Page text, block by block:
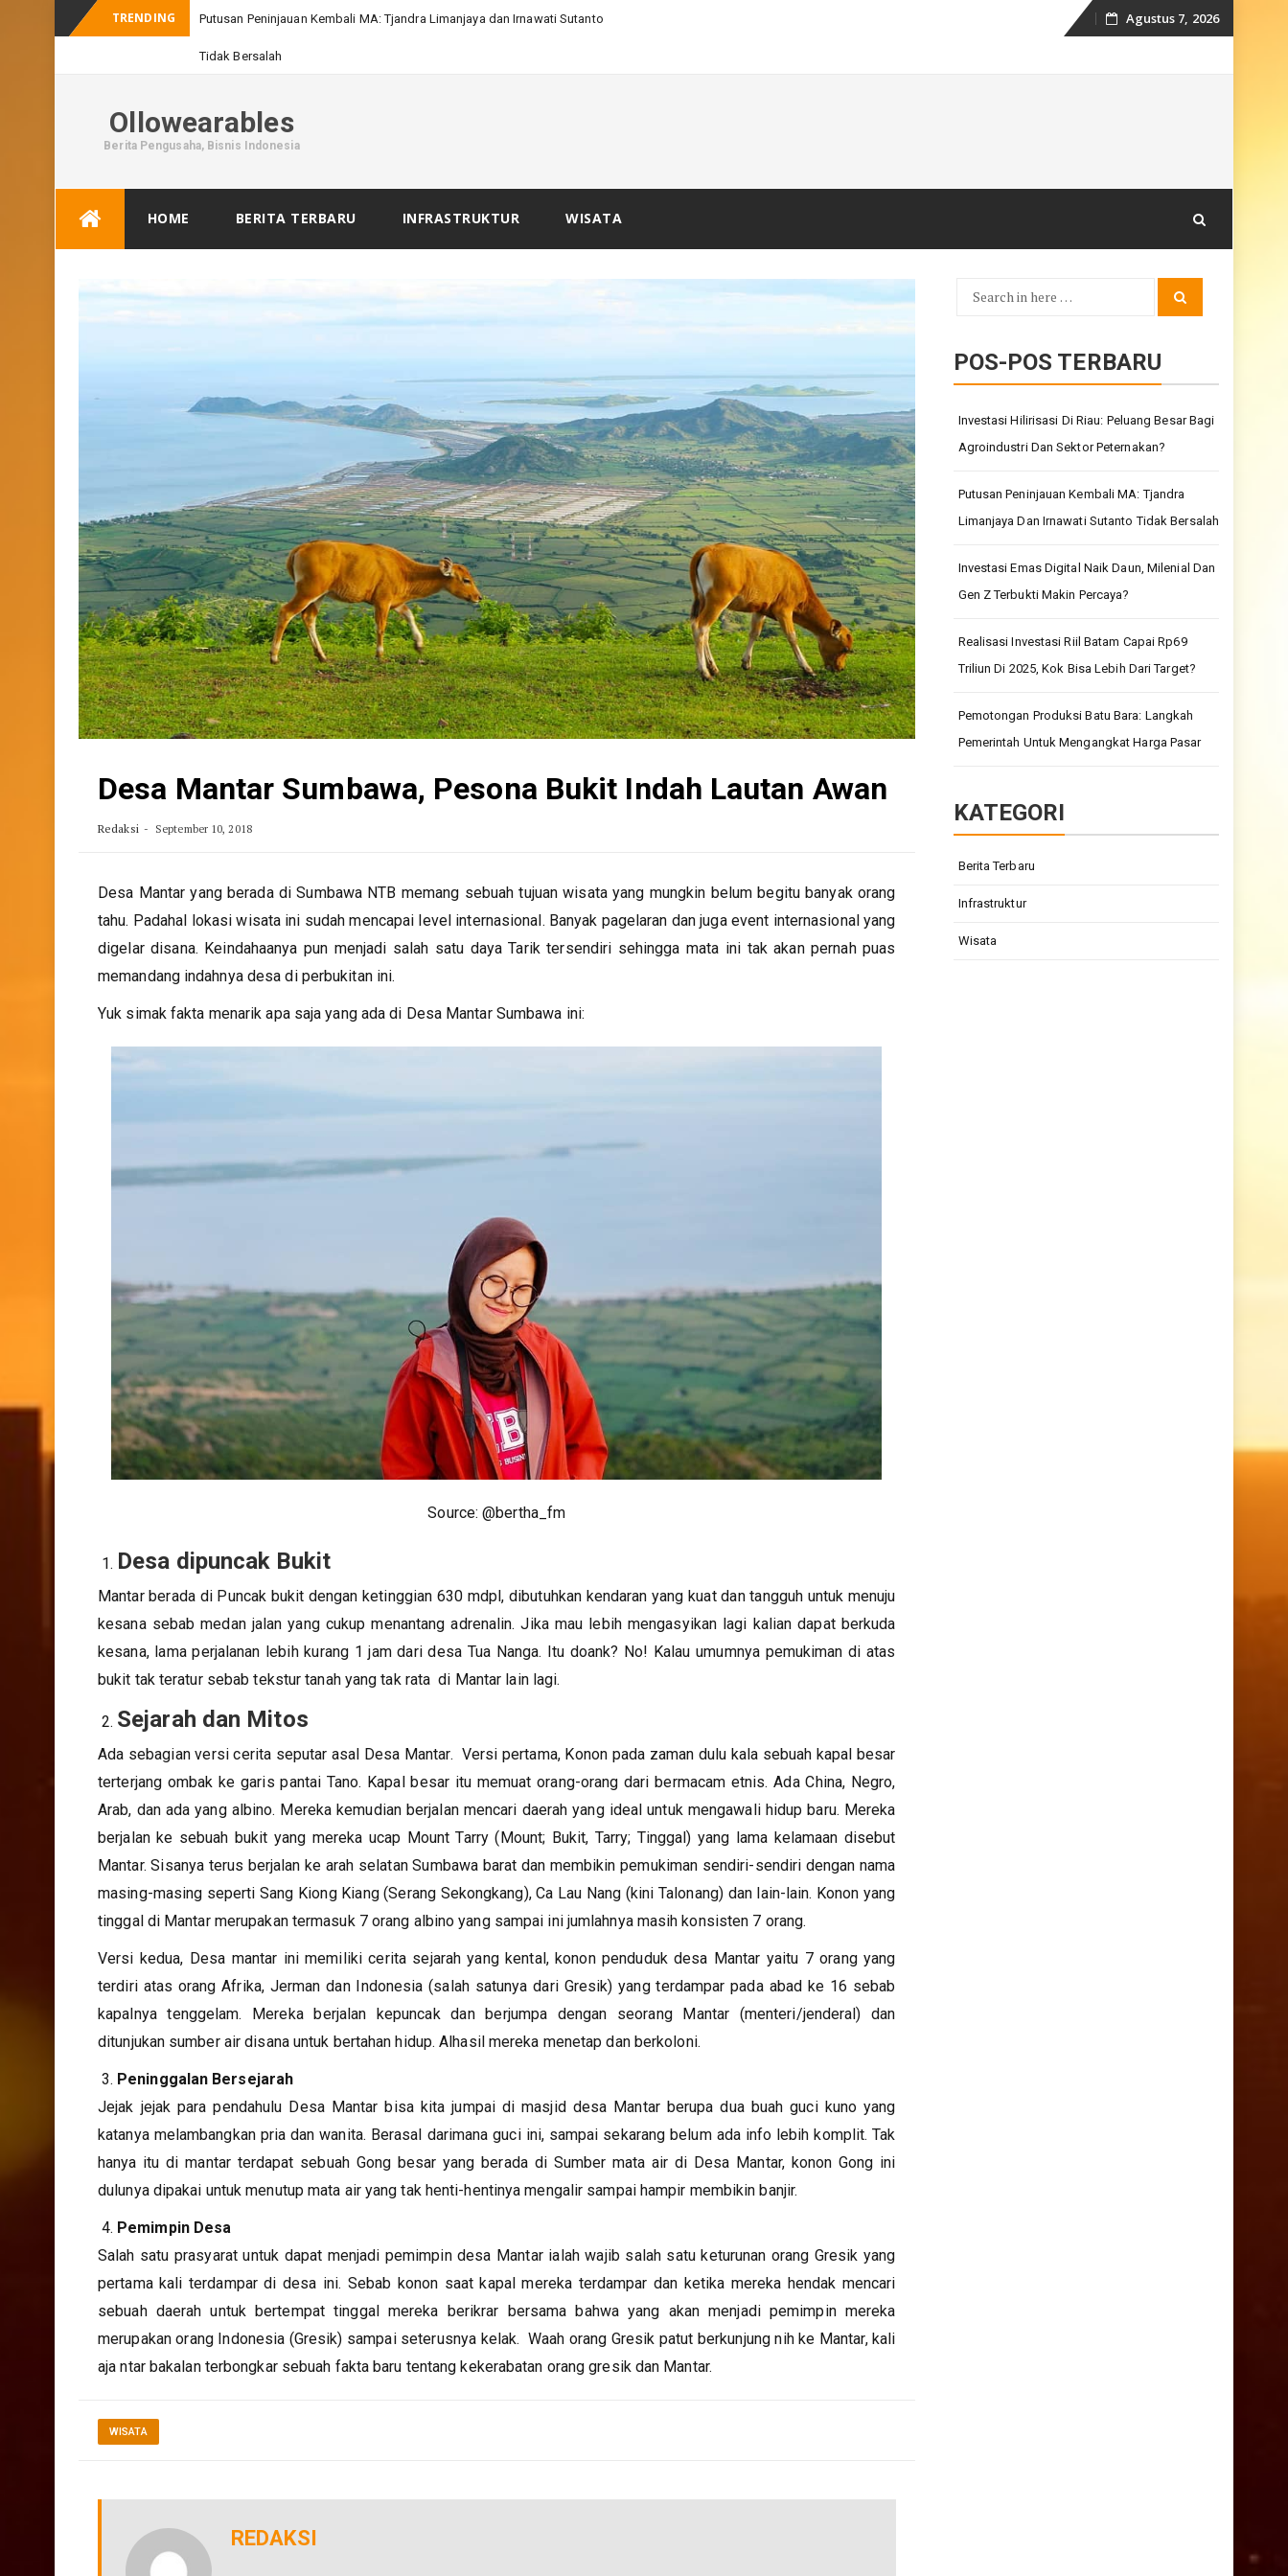
TRENDING Putusan Peninjauan Kembali MA: Tjandra Limanjaya dan Irnawati Sutanto
Tidak Bersalah
Skip
Agustus 7, 2026
Ollowearables
Berita Pengusaha, Bisnis Indonesia
HOME BERITA TERBARU INFRASTRUKTUR WISATA
Desa Mantar Sumbawa, Pesona Bukit Indah Lautan Awan
Redaksi September 10, 2018
Desa Mantar yang berada di Sumbawa NTB memang sebuah tujuan wisata yang mungkin belum begitu banyak orang
tahu. Padahal lokasi wisata ini sudah mencapai level internasional. Banyak pagelaran dan juga event internasional yang
digelar disana. Keindahaanya pun menjadi salah satu daya Tarik tersendiri sehingga mata ini tak akan pernah puas
memandang indahnya desa di perbukitan ini.
Yuk simak fakta menarik apa saja yang ada di Desa Mantar Sumbawa ini:
Source: @bertha_fm
Desa dipuncak Bukit
Mantar berada di Puncak bukit dengan ketinggian 630 mdpl, dibutuhkan kendaran yang kuat dan tangguh untuk menuju
kesana sebab medan jalan yang cukup menantang adrenalin. Jika mau lebih mengasyikan lagi kalian dapat berkuda
kesana, lama perjalanan lebih kurang 1 jam dari desa Tua Nanga. Itu doank? No! Kalau umumnya pemukiman di atas
bukit tak teratur sebab tekstur tanah yang tak rata di Mantar lain lagi.
Sejarah dan Mitos
Ada sebagian versi cerita seputar asal Desa Mantar. Versi pertama, Konon pada zaman dulu kala sebuah kapal besar
terterjang ombak ke garis pantai Tano. Kapal besar itu memuat orang-orang dari bermacam etnis. Ada China, Negro,
Arab, dan ada yang albino. Mereka kemudian berjalan mencari daerah yang ideal untuk mengawali hidup baru. Mereka
berjalan ke sebuah bukit yang mereka ucap Mount Tarry (Mount; Bukit, Tarry; Tinggal) yang lama kelamaan disebut
Mantar. Sisanya terus berjalan ke arah selatan Sumbawa barat dan membikin pemukiman sendiri-sendiri dengan nama
masing-masing seperti Sang Kiong Kiang (Serang Sekongkang), Ca Lau Nang (kini Talonang) dan lain-lain. Konon yang
tinggal di Mantar merupakan termasuk 7 orang albino yang sampai ini jumlahnya masih konsisten 7 orang.
Versi kedua, Desa mantar ini memiliki cerita sejarah yang kental, konon penduduk desa Mantar yaitu 7 orang yang
terdiri atas orang Afrika, Jerman dan Indonesia (salah satunya dari Gresik) yang terdampar pada abad ke 16 sebab
kapalnya tenggelam. Mereka berjalan kepuncak dan berjumpa dengan seorang Mantar (menteri/jenderal) dan
ditunjukan sumber air disana untuk bertahan hidup. Alhasil mereka menetap dan berkoloni.
Peninggalan Bersejarah
Jejak jejak para pendahulu Desa Mantar bisa kita jumpai di masjid desa Mantar berupa dua buah guci kuno yang
katanya melambangkan pria dan wanita. Berasal darimana guci ini, sampai sekarang belum ada info lebih komplit. Tak
hanya itu di mantar terdapat sebuah Gong besar yang berada di Sumber mata air di Desa Mantar, konon Gong ini
dulunya dipakai untuk menutup mata air yang tak henti-hentinya mengalir sampai hampir membikin banjir.
Pemimpin Desa
Salah satu prasyarat untuk dapat menjadi pemimpin desa Mantar ialah wajib salah satu keturunan orang Gresik yang
pertama kali terdampar di desa ini. Sebab konon saat kapal mereka terdampar dan ketika mereka hendak mencari
sebuah daerah untuk bertempat tinggal mereka berikrar bersama bahwa yang akan menjadi pemimpin mereka
merupakan orang Indonesia (Gresik) sampai seterusnya kelak. Waah orang Gresik patut berkunjung nih ke Mantar, kali
aja ntar bakalan terbongkar sebuah fakta baru tentang kekerabatan orang gresik dan Mantar.
WISATA
REDAKSI
Search
POS-POS TERBARU
Investasi Hilirisasi Di Riau: Peluang Besar Bagi
Agroindustri Dan Sektor Peternakan?
Putusan Peninjauan Kembali MA: Tjandra
Limanjaya Dan Irnawati Sutanto Tidak Bersalah
Investasi Emas Digital Naik Daun, Milenial Dan
Gen Z Terbukti Makin Percaya?
Realisasi Investasi Riil Batam Capai Rp69
Triliun Di 2025, Kok Bisa Lebih Dari Target?
Pemotongan Produksi Batu Bara: Langkah
Pemerintah Untuk Mengangkat Harga Pasar
KATEGORI
Berita Terbaru
Infrastruktur
Wisata